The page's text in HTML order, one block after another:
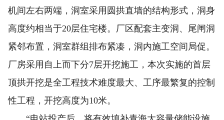
机间左右两端，洞室采用圆拱直墙的结构形式，洞身
高度约相当于20层住宅楼。厂区配套主变洞、尾闸洞
紧邻布置，洞室群组排布紧凑，洞内施工空间局促。
厂房采用自上而下分7层开挖施工，本次实施的首层
顶拱开挖是全工程技术难度最大、工序最繁复的控制
性工程，开挖高度为10米。